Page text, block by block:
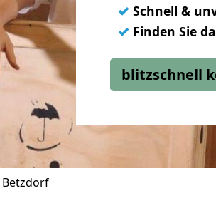
✓ Schnell &
✓ Finden Sie
blitzschnell
Betzdorf